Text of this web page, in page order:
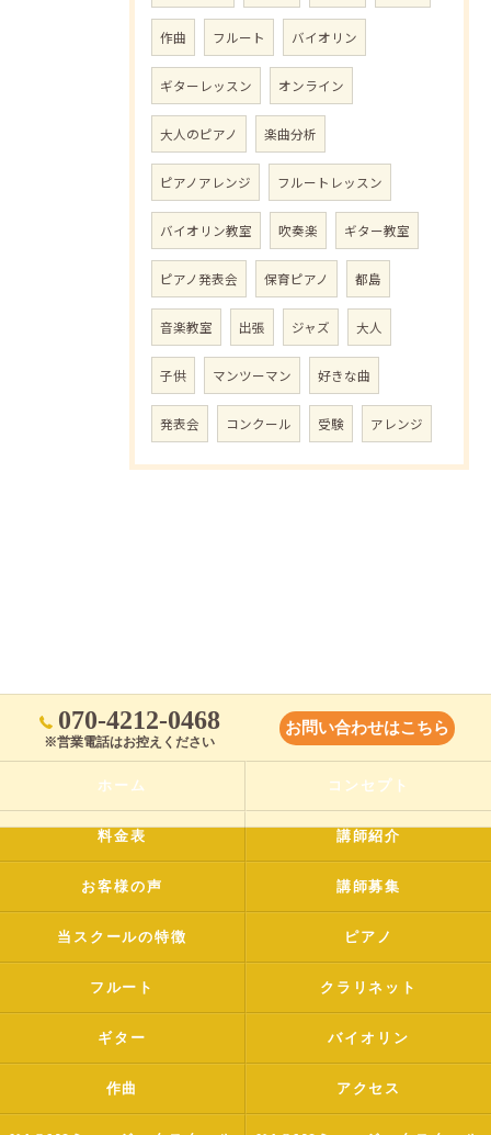
作曲 フルート バイオリン
ギターレッスン オンライン
大人のピアノ 楽曲分析
ピアノアレンジ フルートレッスン
バイオリン教室 吹奏楽 ギター教室
ピアノ発表会 保育ピアノ 都島
音楽教室 出張 ジャズ 大人
子供 マンツーマン 好きな曲
発表会 コンクール 受験 アレンジ
070-4212-0468
※営業電話はお控えください
お問い合わせはこちら
ホーム コンセプト
料金表 講師紹介
お客様の声 講師募集
当スクールの特徴 ピアノ
フルート クラリネット
ギター バイオリン
作曲 アクセス